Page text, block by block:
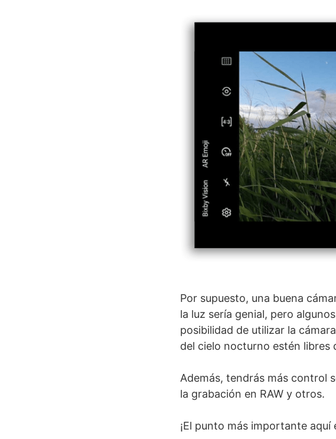
Por supuesto, una buena
la luz sería genial, pero
posibilidad de utilizar la
del cielo nocturno estén libres
Además, tendrás más control
la grabación en RAW y otros.
¡El punto más importante aquí